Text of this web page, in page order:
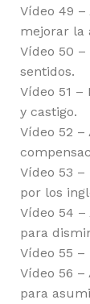
Vídeo 49
mejorar la
Vídeo 50
sentidos.
Vídeo 51
y castigo.
Vídeo 52 –
Vídeo 53
por los
Vídeo 54
para
Vídeo 55 –
Vídeo 56
para